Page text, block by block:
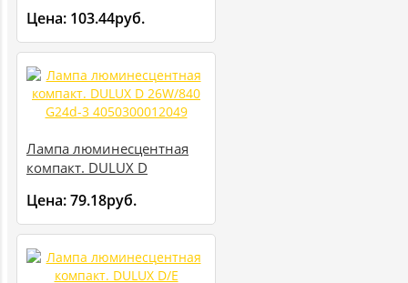
4050300025711
Цена: 103.44руб.
Лампа люминесцентная
компакт. DULUX D
4050300012049
Цена:79.18руб.